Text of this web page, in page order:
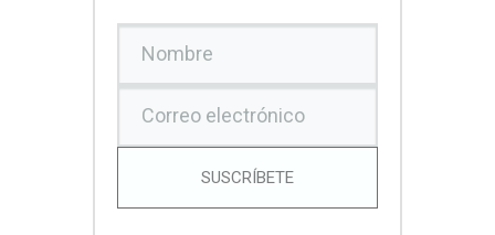
SUSCRÍBETE